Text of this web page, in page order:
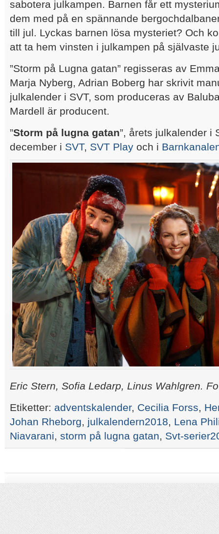
sabotera julkampen. Barnen får ett
dem med på en spännande
till jul. Lyckas barnen lösa mysteriet? Och
att ta hem vinsten i julkampen på självaste
”Storm på Lugna gatan” regisseras av
Marja Nyberg, Adrian Boberg har skrivit
julkalender i SVT, som produceras av
Mardell är producent.
”Storm på lugna gatan”, årets julkalender i
december i SVT, SVT Play och i
Eric Stern, Sofia Ledarp, Linus Wahlgren.
Etiketter: adventskalender, Cecilia Forss,
Johan Rheborg, julkalendern2018, Lena
Niavarani, storm på lugna gatan, Svt-